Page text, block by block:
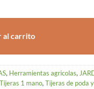
al carrito
, Herramientas agricolas,
Tijeras 1 mano, Tijeras de poda